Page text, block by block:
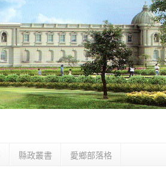
縣政叢書 愛鄉部落格